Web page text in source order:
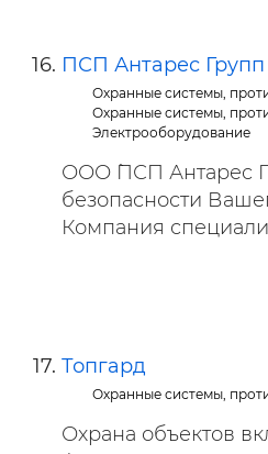
ПСП Антарес Групп
Охранные системы,
Охранные системы,
Электрооборудование
ООО `ПСП Антарес
безопасности
Компания
Топгард
Охранные системы,
Охрана объектов